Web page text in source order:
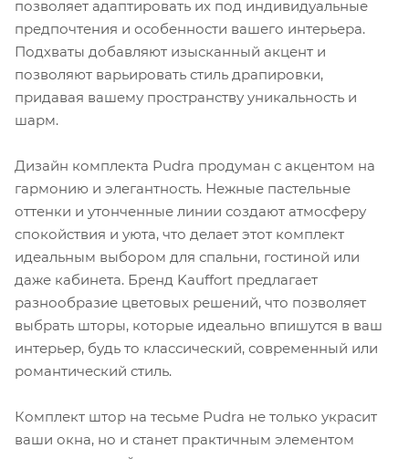
позволяет адаптировать их под индивидуальные
предпочтения и особенности вашего интерьера.
Подхваты добавляют изысканный акцент и
позволяют варьировать стиль драпировки,
придавая вашему пространству уникальность и
шарм.
Дизайн комплекта Pudra продуман с акцентом на
гармонию и элегантность. Нежные пастельные
оттенки и утонченные линии создают атмосферу
спокойствия и уюта, что делает этот комплект
идеальным выбором для спальни, гостиной или
даже кабинета. Бренд Kauffort предлагает
разнообразие цветовых решений, что позволяет
выбрать шторы, которые идеально впишутся в ваш
интерьер, будь то классический, современный или
романтический стиль.
Комплект штор на тесьме Pudra не только украсит
ваши окна, но и станет практичным элементом